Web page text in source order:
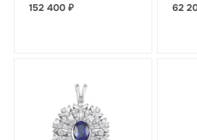
152 400 ₽ 62